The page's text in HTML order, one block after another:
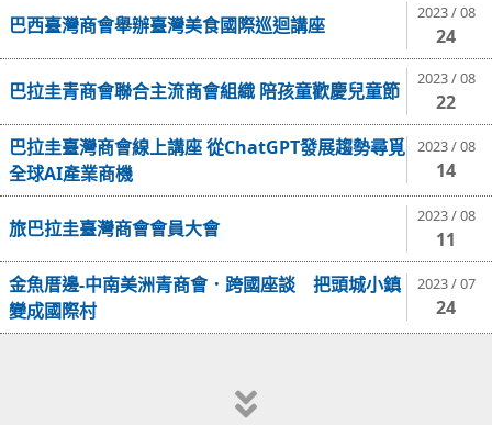
巴西臺灣商會舉辦臺灣美食國際巡迴講座
2023 / 08
24
巴拉圭青商會聯合主流商會組織 陪孩童歡慶兒童節
2023 / 08
22
巴拉圭臺灣商會線上講座 從ChatGPT發展趨勢尋覓
全球AI產業商機
2023 / 08
14
旅巴拉圭臺灣商會會員大會
2023 / 08
11
金魚厝邊-中南美洲青商會．跨國座談 把頭城小鎮
變成國際村
2023 / 07
24